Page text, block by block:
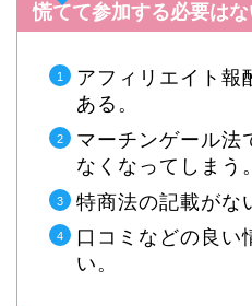
慌てて参加する必要は
アフィリエイト報
ある。
マーチンゲール法
なくなってしまう。
特商法の記載がな
口コミなどの良い
い。